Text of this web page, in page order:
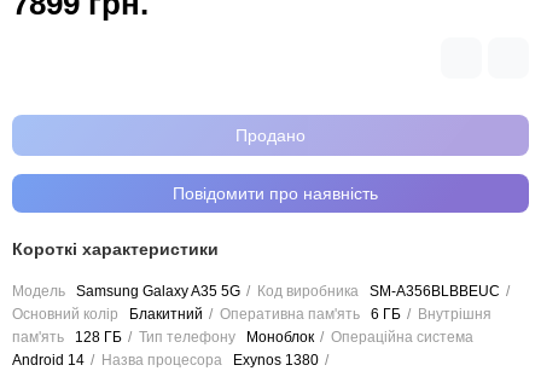
Продано
Повідомити про наявність
Короткі характеристики
Модель Samsung Galaxy A35 5G Код виробника
SM-A356BLBBEUC
Основний колір
Блакитний Оперативна пам'ять 6 ГБ
Внутрішня
пам'ять
128 ГБ Тип телефону Моноблок
Операційна система
Android 14
Назва процесора Exynos 1380